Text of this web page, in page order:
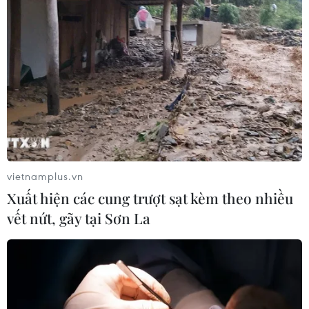
vietnamplus.vn
Xuất hiện các cung trượt sạt kèm theo nhiều
vết nứt, gãy tại Sơn La